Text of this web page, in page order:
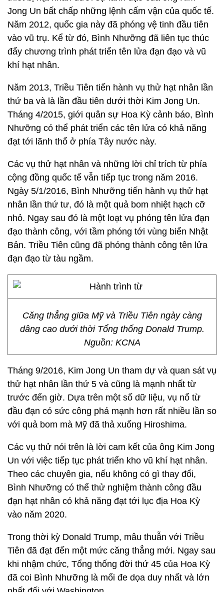
Jong Un bất chấp những lệnh cấm vận của quốc tế.
Năm 2012, quốc gia này đã phóng vệ tinh đầu tiên
vào vũ trụ. Kể từ đó, Bình Nhưỡng đã liên tục thúc
đẩy chương trình phát triển tên lửa đạn đạo và vũ
khí hạt nhân.
Năm 2013, Triều Tiên tiến hành vụ thử hạt nhân lần
thứ ba và là lần đầu tiên dưới thời Kim Jong Un.
Tháng 4/2015, giới quân sự Hoa Kỳ cảnh báo, Bình
Nhưỡng có thể phát triển các tên lửa có khả năng
đạt tới lãnh thổ ở phía Tây nước này.
Các vụ thử hạt nhân và những lời chỉ trích từ phía
cộng đồng quốc tế vẫn tiếp tục trong năm 2016.
Ngày 5/1/2016, Bình Nhưỡng tiến hành vụ thử hạt
nhân lần thứ tư, đó là một quả bom nhiệt hạch cỡ
nhỏ. Ngay sau đó là một loạt vụ phóng tên lửa đạn
đạo thành công, với tầm phóng tới vùng biển Nhật
Bản. Triều Tiên cũng đã phóng thành công tên lửa
đạn đạo từ tàu ngầm.
Căng thẳng giữa Mỹ và Triều Tiên ngày càng
dâng cao dưới thời Tổng thống Donald Trump.
Nguồn: KCNA
Tháng 9/2016, Kim Jong Un tham dự và quan sát vụ
thử hạt nhân lần thứ 5 và cũng là mạnh nhất từ
trước đến giờ. Dựa trên một số dữ liệu, vụ nổ từ
đầu đạn có sức công phá mạnh hơn rất nhiều lần so
với quả bom mà Mỹ đã thả xuống Hiroshima.
Các vụ thử nói trên là lời cam kết của ông Kim Jong
Un với việc tiếp tục phát triển kho vũ khí hạt nhân.
Theo các chuyên gia, nếu không có gì thay đổi,
Bình Nhưỡng có thể thử nghiệm thành công đầu
đạn hạt nhân có khả năng đạt tới lục địa Hoa Kỳ
vào năm 2020.
Trong thời kỳ Donald Trump, mâu thuẫn với Triều
Tiên đã đạt đến một mức căng thẳng mới. Ngay sau
khi nhậm chức, Tổng thống đời thứ 45 của Hoa Kỳ
đã coi Bình Nhưỡng là mối đe dọa duy nhất và lớn